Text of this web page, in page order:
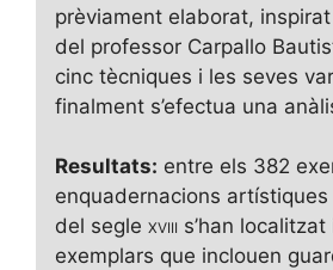
prèviament elaborat,
del professor Carpallo
cinc tècniques i les seves
finalment s’efectua una
Resultats: entre els 382
enquadernacions
del segle xviii s’han
exemplars que inclouen